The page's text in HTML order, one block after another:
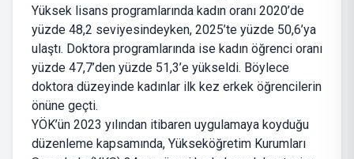
Yüksek lisans programlarında kadın oranı 2020’de
yüzde 48,2 seviyesindeyken, 2025’te yüzde 50,6’ya
ulaştı. Doktora programlarında ise kadın öğrenci oranı
yüzde 47,7’den yüzde 51,3’e yükseldi. Böylece
doktora düzeyinde kadınlar ilk kez erkek öğrencilerin
önüne geçti.
YÖK’ün 2023 yılından itibaren uygulamaya koyduğu
düzenleme kapsamında, Yükseköğretim Kurumları